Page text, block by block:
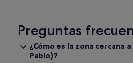
Preguntas
¿Cómo es la zona cercana
Pablo)?